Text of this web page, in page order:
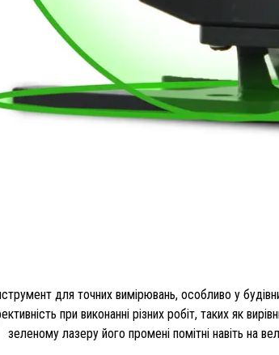
для точних вимірювань, особливо у
при виконанні різних робіт, таких як
зеленому лазеру його промені помітні навіть на